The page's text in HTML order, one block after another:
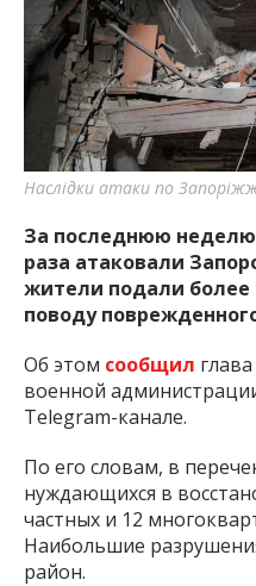
Наслідки атаки по
За последнюю неделю
раза атаковали
жители подали более
поводу
Об этом сообщил
военной
Telegram-канале.
По его словам, в
нуждающихся в
частных и 12
Наибольшие
район.